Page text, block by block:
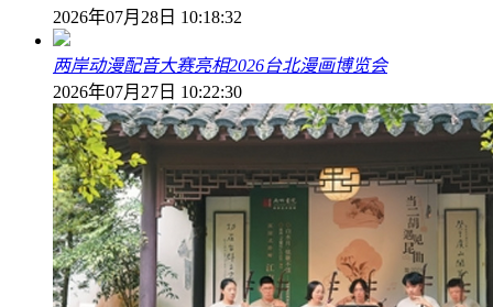
2026年07月28日 10:18:32
两岸动漫配音大赛亮相2026台北漫画博览会
2026年07月27日 10:22:30